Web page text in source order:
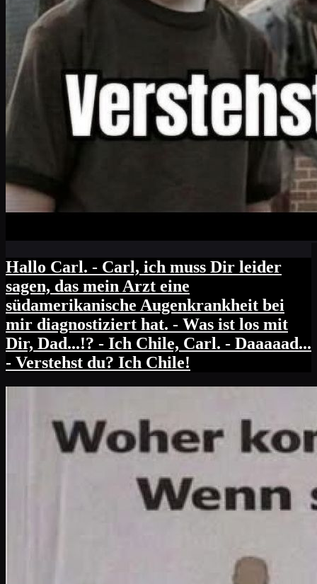
Hallo Carl. - Carl, ich muss Dir leider
sagen, das mein Arzt eine
südamerikanische Augenkrankheit bei
mir diagnostiziert hat. - Was ist los mit
Dir, Dad...!? - Ich Chile, Carl. - Daaaaad...
- Verstehst du? Ich Chile!